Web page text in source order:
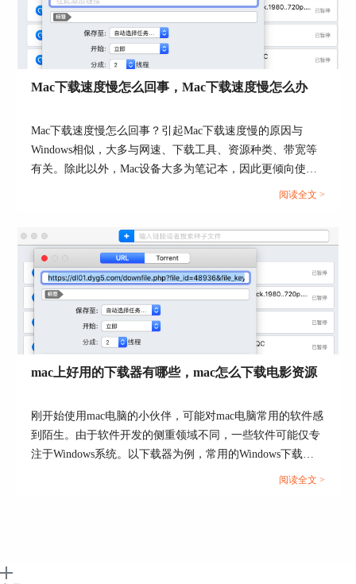
3、代理下载
在用户需要下载非BT文件时，浏览器下载的速度
非常慢，此时可以打开Folxt的代理，使用代理为非
BT文件的下载加速。
4、智能速控
在使用多个软件，或者同时打开网页和Folx下载器
时，下载速度会受到影响。此时可以通过偏好设
置，对下载速度进行设置，也能为下载加速。
Mac下载速度慢怎么回事，Mac下载速度慢怎么办
Mac下载速度慢怎么回事？引起Mac下载速度慢的原因与
Windows相似，大多与网速、下载工具、资源种类、带宽等
有关。除此以外，Mac设备大多为笔记本，因此更倾向使用
无线连接网络，其网速会比有线慢。那么，Mac下载速度慢
阅读全文 >
mac上好用的下载器有哪些，mac怎么下载电影资源
刚开始使用mac电脑的小伙伴，可能对mac电脑常用的软件感
到陌生。由于软件开发的侧重领域不同，一些软件可能仅专
注于Windows系统。以下载器为例，常用的Windows下载器
不一定就适合mac系统，本文会给大家介绍mac上好用的下载
阅读全文 >